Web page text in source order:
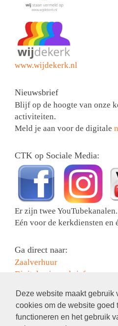
Deze website maakt gebruik
cookies om de website goed
functioneren en het gebruik
www.wijdekerk.nl
Nieuwsbrief
Blijf op de hoogte van onze
activiteiten.
Meld je aan voor de digitale
CTK op Sociale Media:
Er zijn twee YouTubekanalen.
Eén voor de kerkdiensten en
Ga direct naar:
Zaalverhuur
Digitale nieuwsbrief
Activiteiten
Contact
Information in English